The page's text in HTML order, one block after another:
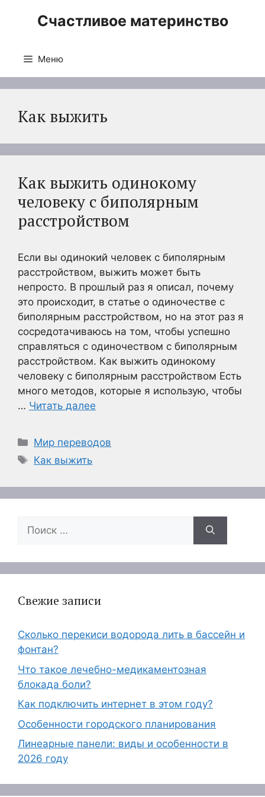
Счастливое материнство
Меню
Как выжить
Как выжить одинокому
человеку с биполярным
расстройством
Если вы одинокий человек с биполярным
расстройством, выжить может быть
непросто. В прошлый раз я описал, почему
это происходит, в статье о одиночестве с
биполярным расстройством, но на этот раз я
сосредотачиваюсь на том, чтобы успешно
справляться с одиночеством с биполярным
расстройством. Как выжить одинокому
человеку с биполярным расстройством Есть
много методов, которые я использую, чтобы
… Читать далее
Рубрики
Мир переводов
Метки
Как выжить
Поиск:
Свежие записи
Сколько перекиси водорода лить в бассейн и
фонтан?
Что такое лечебно-медикаментозная
блокада боли?
Как подключить интернет в этом году?
Особенности городского планирования
Линеарные панели: виды и особенности в
2026 году